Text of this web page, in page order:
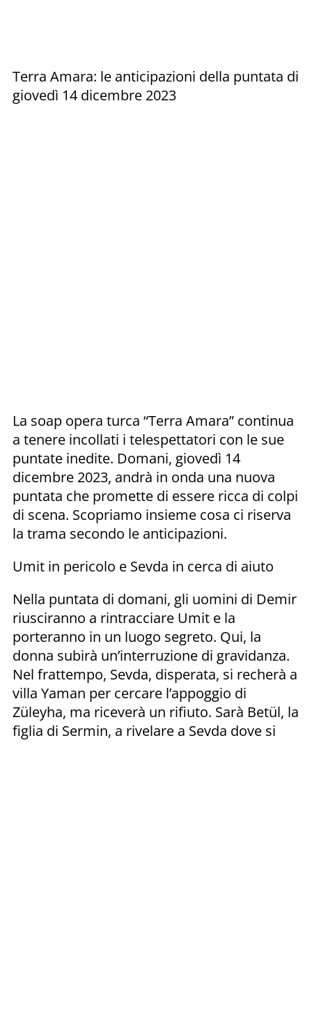
Terra Amara: le anticipazioni della puntata di
giovedì 14 dicembre 2023
La soap opera turca “Terra Amara” continua
a tenere incollati i telespettatori con le sue
puntate inedite. Domani, giovedì 14
dicembre 2023, andrà in onda una nuova
puntata che promette di essere ricca di colpi
di scena. Scopriamo insieme cosa ci riserva
la trama secondo le anticipazioni.
Umit in pericolo e Sevda in cerca di aiuto
Nella puntata di domani, gli uomini di Demir
riusciranno a rintracciare Umit e la
porteranno in un luogo segreto. Qui, la
donna subirà un’interruzione di gravidanza.
Nel frattempo, Sevda, disperata, si recherà a
villa Yaman per cercare l’appoggio di
Züleyha, ma riceverà un rifiuto. Sarà Betül, la
figlia di Sermin, a rivelare a Sevda dove si